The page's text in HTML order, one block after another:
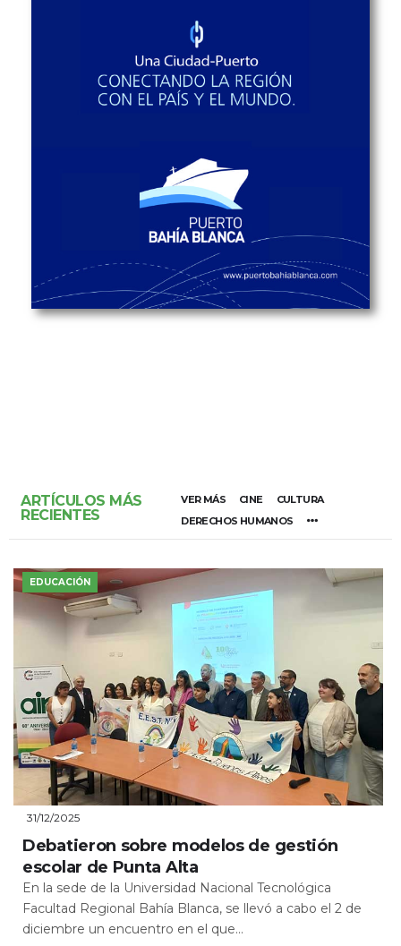
ARTÍCULOS MÁS
RECIENTES
VER MÁS CINE
CULTURA
DERECHOS HUMANOS
EDUCACIÓN
31/12/2025
Debatieron sobre modelos de gestión
escolar de Punta Alta
En la sede de la Universidad Nacional Tecnológica
Facultad Regional Bahía Blanca, se llevó a cabo el 2 de
diciembre un encuentro en el que...